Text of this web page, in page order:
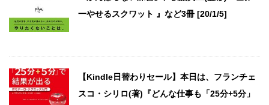
一やせるスクワット 』など3冊 [20/1/5]
【Kindle日替わりセール】本日は、フランチェ
スコ・シリロ(著)『どんな仕事も「25分+5分」